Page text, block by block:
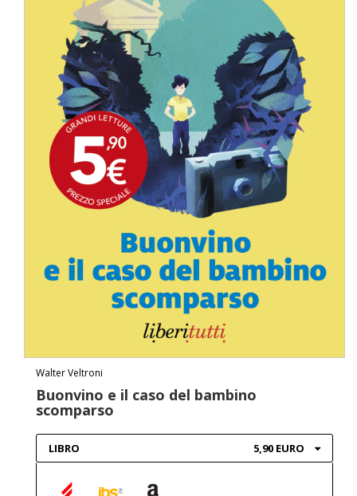
Walter Veltroni
Buonvino e il caso del bambino
scomparso
LIBRO 5,90 EURO